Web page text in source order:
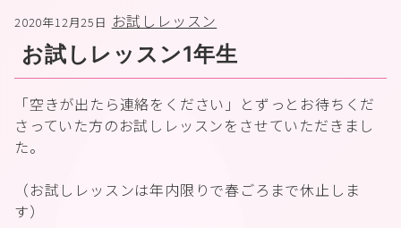
2020年12月25日 お試しレッスン
お試しレッスン1年生
「空きが出たら連絡をください」とずっとお待ちくだ
さっていた方のお試しレッスンをさせていただきまし
た。
（お試しレッスンは年内限りで春ごろまで休止しま
す）